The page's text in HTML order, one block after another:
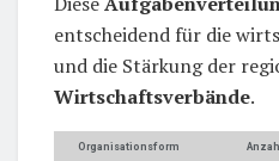
entscheidend für die
und die Stärkung der
Wirtschaftsverbände.
Organisationsform Anzahl